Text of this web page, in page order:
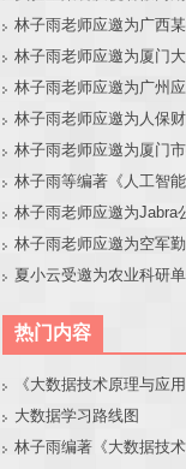
热门内容
大数据学习路线图